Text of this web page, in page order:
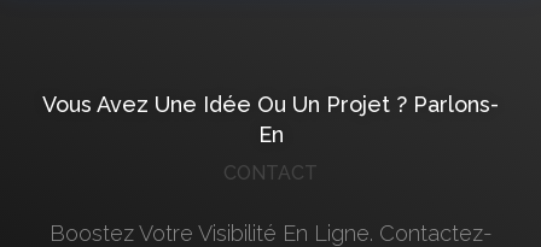
Vous Avez Une Idée Ou Un Projet ? Parlons-
En
CONTACT
Boostez Votre Visibilité En Ligne. Contactez-